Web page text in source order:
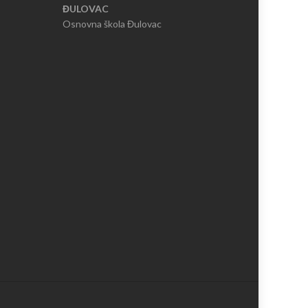
ĐULOVAC
Osnovna škola Đulovac